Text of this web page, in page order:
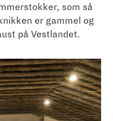
som så
er gammel og
på Vestlandet.